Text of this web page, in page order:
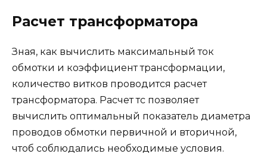
Расчет трансформатора
Зная, как вычислить максимальный ток
обмотки и коэффициент трансформации,
количество витков проводится расчет
трансформатора. Расчет тс позволяет
вычислить оптимальный показатель диаметра
проводов обмотки первичной и вторичной,
чтоб соблюдались необходимые условия.